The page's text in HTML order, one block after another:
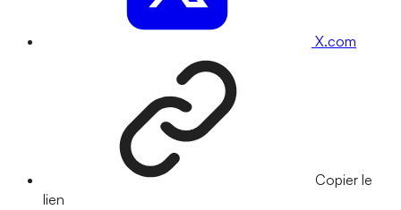
X.com
Copier le
lien